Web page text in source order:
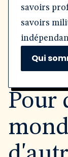
savoirs
savoirs
Qui
Pour